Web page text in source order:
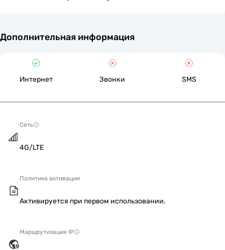
Дополнительная информация
Интернет Звонки SMS
Сеть
4G/LTE
Политика активации
Активируется при первом использовании.
Маршрутизация IP